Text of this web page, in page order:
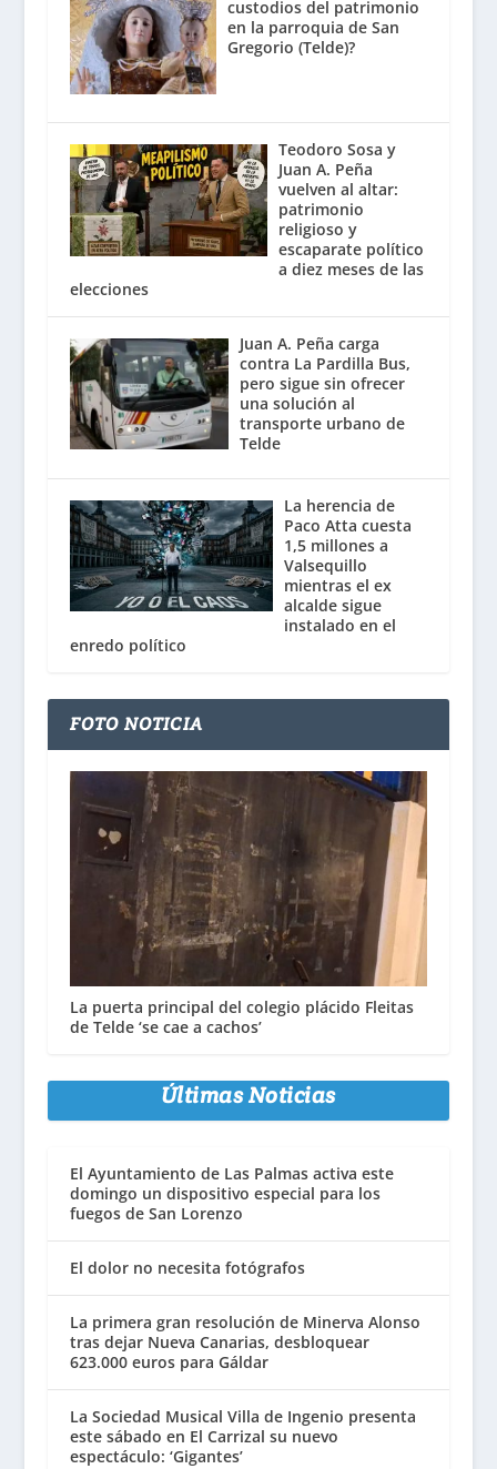
custodios del patrimonio
en la parroquia de San
Gregorio (Telde)?
Teodoro Sosa y
Juan A. Peña
vuelven al altar:
patrimonio
religioso y
escaparate político
a diez meses de las
elecciones
Juan A. Peña carga
contra La Pardilla Bus,
pero sigue sin ofrecer
una solución al
transporte urbano de
Telde
La herencia de
Paco Atta cuesta
1,5 millones a
Valsequillo
mientras el ex
alcalde sigue
instalado en el
enredo político
FOTO NOTICIA
La puerta principal del colegio plácido Fleitas
de Telde ‘se cae a cachos’
Últimas Noticias
El Ayuntamiento de Las Palmas activa este
domingo un dispositivo especial para los
fuegos de San Lorenzo
El dolor no necesita fotógrafos
La primera gran resolución de Minerva Alonso
tras dejar Nueva Canarias, desbloquear
623.000 euros para Gáldar
La Sociedad Musical Villa de Ingenio presenta
este sábado en El Carrizal su nuevo
espectáculo: ‘Gigantes’